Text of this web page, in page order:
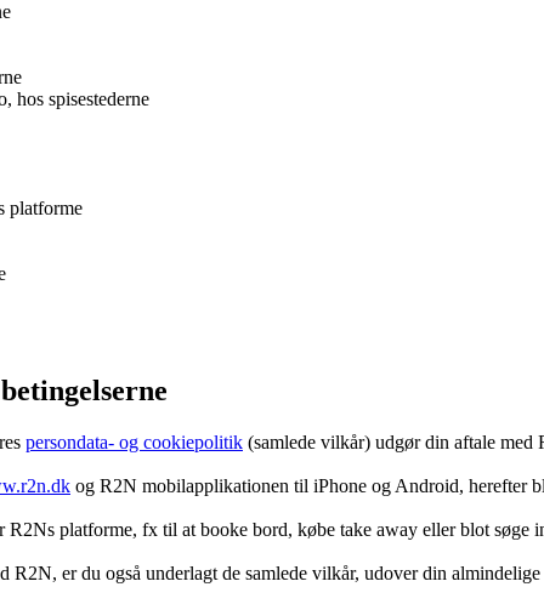
hos spisestederne
platforme
persondata- og cookiepolitik (samlede vilkår) udgør din aftale
og R2N mobilapplikationen til iPhone og Android, herefter
platforme, fx til at booke bord, købe take away eller blot søge
R2N, er du også underlagt de samlede vilkår, udover din